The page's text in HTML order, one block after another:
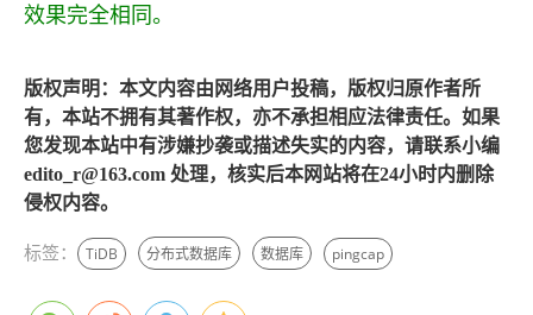
效果完全相同。
版权声明：本文内容由网络用户投稿，版权归原作者所
有，本站不拥有其著作权，亦不承担相应法律责任。如果
您发现本站中有涉嫌抄袭或描述失实的内容，请联系小编
edito_r@163.com 处理，核实后本网站将在24小时内删除
侵权内容。
标签： TiDB 分布式数据库 数据库 pingcap